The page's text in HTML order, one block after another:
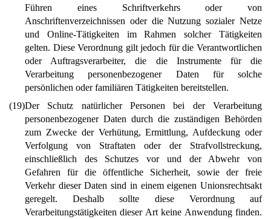
Führen eines Schriftverkehrs oder von
Anschriftenverzeichnissen oder die Nutzung sozialer Netze
und Online-Tätigkeiten im Rahmen solcher Tätigkeiten
gelten. Diese Verordnung gilt jedoch für die Verantwortlichen
oder Auftragsverarbeiter, die die Instrumente für die
Verarbeitung personenbezogener Daten für solche
persönlichen oder familiären Tätigkeiten bereitstellen.
(19)Der Schutz natürlicher Personen bei der Verarbeitung
personenbezogener Daten durch die zuständigen Behörden
zum Zwecke der Verhütung, Ermittlung, Aufdeckung oder
Verfolgung von Straftaten oder der Strafvollstreckung,
einschließlich des Schutzes vor und der Abwehr von
Gefahren für die öffentliche Sicherheit, sowie der freie
Verkehr dieser Daten sind in einem eigenen Unionsrechtsakt
geregelt. Deshalb sollte diese Verordnung auf
Verarbeitungstätigkeiten dieser Art keine Anwendung finden.